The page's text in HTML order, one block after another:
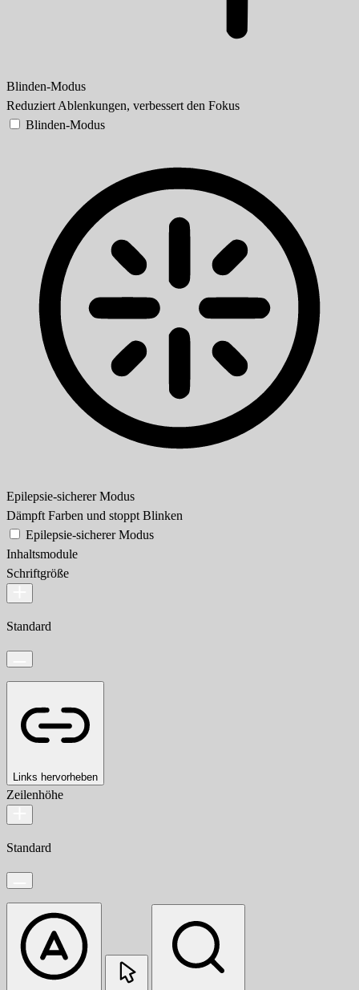
Blinden-Modus
Reduziert Ablenkungen, verbessert den Fokus
Blinden-Modus
Epilepsie-sicherer Modus
Dämpft Farben und stoppt Blinken
Epilepsie-sicherer Modus
Inhaltsmodule
Schriftgröße
Standard
Links hervorheben
Zeilenhöhe
Standard